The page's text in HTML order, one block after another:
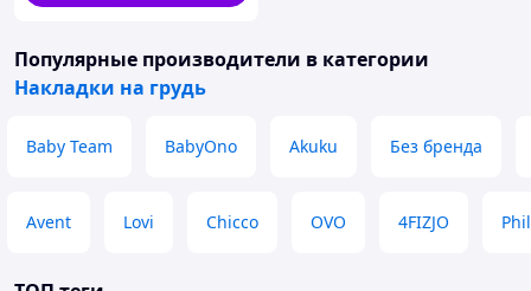
Популярные производители в категории
Накладки на грудь
Baby Team BabyOno Akuku Без бренда
Avent Lovi Chicco OVO 4FIZJO